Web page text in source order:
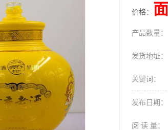
价格：
产品数量：
发货地址：
关键词：
发布日期：
阅 读 量：